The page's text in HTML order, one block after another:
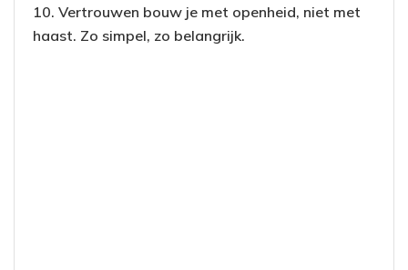
10. Vertrouwen bouw je met openheid, niet met
haast. Zo simpel, zo belangrijk.